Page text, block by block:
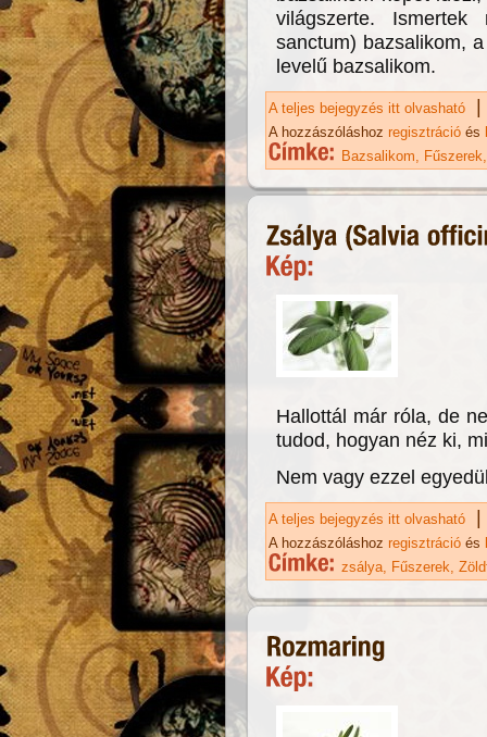
világszerte.
sanctum) bazsalikom,
levelű bazsalikom.
A teljes bejegyzés itt olvasható |
A hozzászóláshoz regisztráció és
Bazsalikom
Fűszerek
Hallottál már róla, de
tudod, hogyan néz ki,
Nem vagy ezzel
A teljes bejegyzés itt olvasható |
A hozzászóláshoz regisztráció és
zsálya
Fűszerek